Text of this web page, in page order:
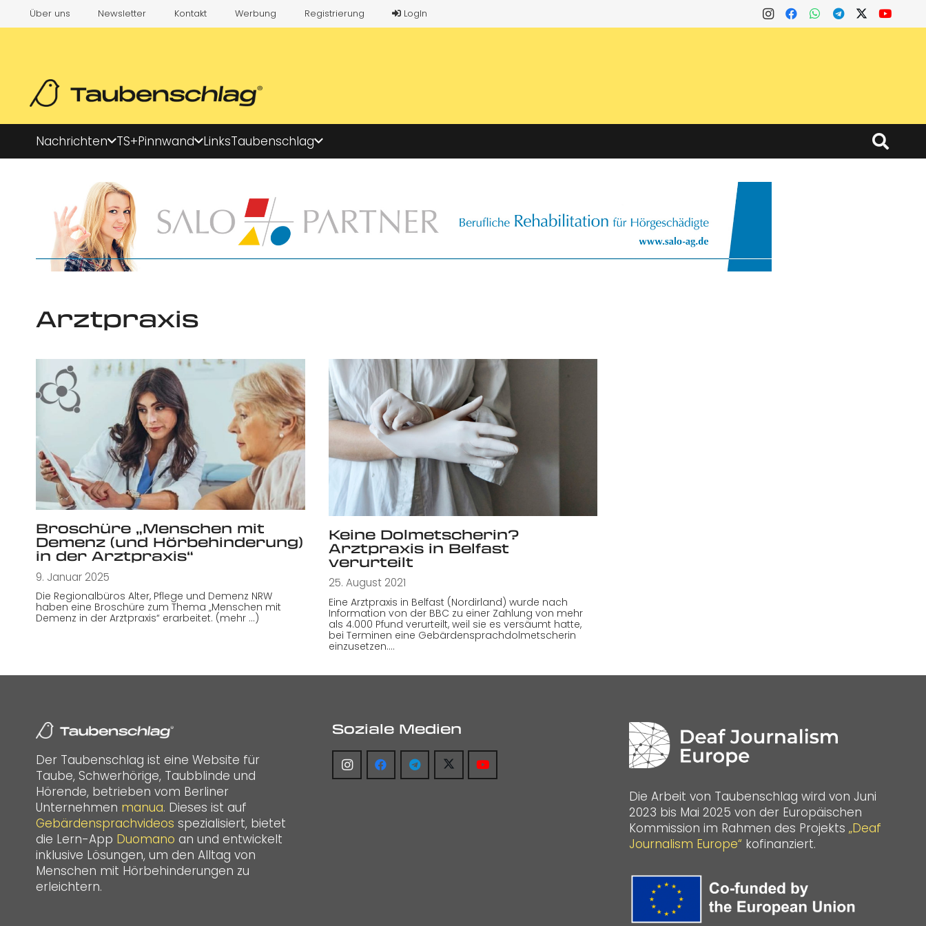
Über uns Newsletter Kontakt Werbung Registrierung LogIn
Nachrichten TS+Pinnwand LinksTaubenschlag
Arztpraxis
Broschüre „Menschen mit
Demenz (und Hörbehinderung)
in der Arztpraxis“
9. Januar 2025
Die Regionalbüros Alter, Pflege und Demenz NRW
haben eine Broschüre zum Thema „Menschen mit
Demenz in der Arztpraxis“ erarbeitet. (mehr …)
Keine Dolmetscherin?
Arztpraxis in Belfast
verurteilt
25. August 2021
Eine Arztpraxis in Belfast (Nordirland) wurde nach
Information von der BBC zu einer Zahlung von mehr
als 4.000 Pfund verurteilt, weil sie es versäumt hatte,
bei Terminen eine Gebärdensprachdolmetscherin
einzusetzen.…
Der Taubenschlag ist eine Website für
Taube, Schwerhörige, Taubblinde und
Hörende, betrieben vom Berliner
Unternehmen manua. Dieses ist auf
Gebärdensprachvideos spezialisiert, bietet
die Lern-App Duomano an und entwickelt
inklusive Lösungen, um den Alltag von
Menschen mit Hörbehinderungen zu
erleichtern.
Soziale Medien
Die Arbeit von Taubenschlag wird von Juni
2023 bis Mai 2025 von der Europäischen
Kommission im Rahmen des Projekts „Deaf
Journalism Europe“ kofinanziert.